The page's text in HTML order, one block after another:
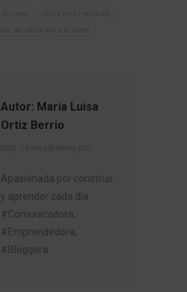
Autor: Maria Luisa
Ortiz Berrio
Apasionada por construir
y aprender cada día
#Comunicadora,
#Emprendedora,
#Bloggera